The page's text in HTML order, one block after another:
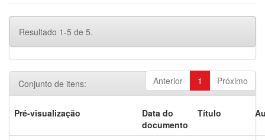
Resultado 1-5 de 5.
Anterior 1 Próximo
Conjunto de itens:
Pré-visualização
Data do
documento
Título